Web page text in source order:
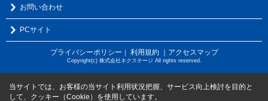
お問い合わせ
PCサイト
プライバシーポリシー ｜ 利用規約 ｜アクセスマップ
Copyright(c) 株式会社ネクステージ All rights reserved.
当サイトでは、お客様の当サイト利用状況把握、サービス向上検討を目的と
して、クッキー（Cookie）を使用しています。